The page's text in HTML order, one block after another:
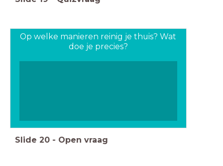
Op welke manieren reinig je thuis? Wat
doe je precies?
Slide 20 - Open vraag